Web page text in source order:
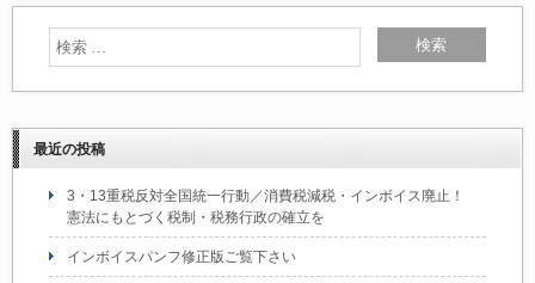
o
k
最近の投稿
3・13重税反対全国統一行動／消費税減税・インボイス廃止！
憲法にもとづく税制・税務行政の確立を
インボイスパンフ修正版ご覧下さい